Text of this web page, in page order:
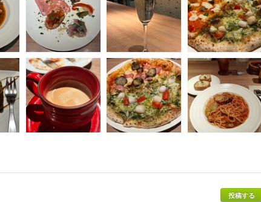
投稿する